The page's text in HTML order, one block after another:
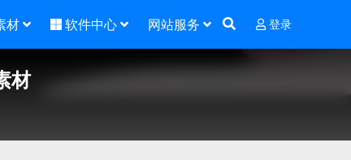
材 软件中心 网站服务 登录
材